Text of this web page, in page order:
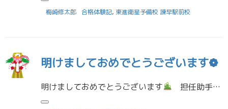
梅崎修太郎 合格体験記, 東進衛星予備校 諫早駅前校
明けましておめでとうございます❁
明けましておめでとうございます 担任助手の森田です。２０２６年が始まりましたね！みなさんは今年の抱負はなんですか？私は、余裕をもったかっこいい人になることです( ^^)将来のことを考える年になると思うので、自分に向き合 […]